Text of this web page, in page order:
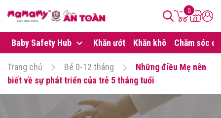
0
Baby Safety Hub Khăn ướt Khăn khô Chăm sóc da
Trang chủ Bé 0-12 tháng
Những điều Mẹ nên
biết về sự phát triển của trẻ 5 tháng tuổi